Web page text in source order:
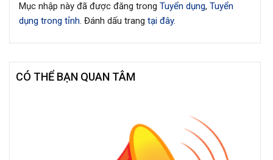
Mục nhập này đã được đăng trong Tuyển dụng, Tuyển
dụng trong tỉnh. Đánh dấu trang tại đây.
CÓ THỂ BẠN QUAN TÂM